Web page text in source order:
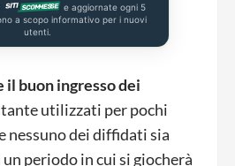
e aggiornate ogni 5
a scopo informativo per i nuovi
utenti.
buon ingresso dei
utilizzati per pochi
nessuno dei diffidati sia
periodo in cui si giocherà